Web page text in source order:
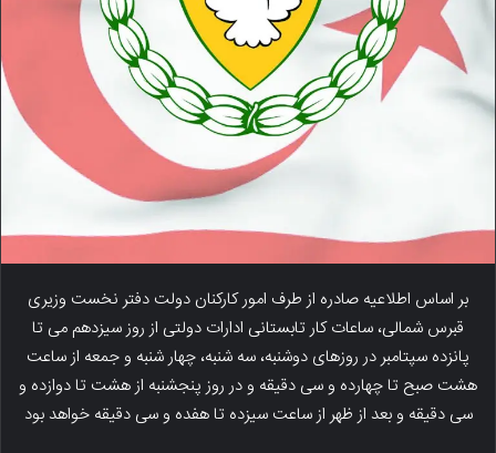
بر اساس اطلاعیه صادره از طرف امور کارکنان دولت دفتر نخست وزیری
قبرس شمالی، ساعات کار تابستانی ادارات دولتی از روز سیزدهم می تا
پانزده سپتامبر در روزهای دوشنبه، سه شنبه، چهار شنبه و جمعه از ساعت
هشت صبح تا چهارده و سی دقیقه و در روز پنجشنبه از هشت تا دوازده و
سی دقیقه و بعد از ظهر از ساعت سیزده تا هفده و سی دقیقه خواهد بود